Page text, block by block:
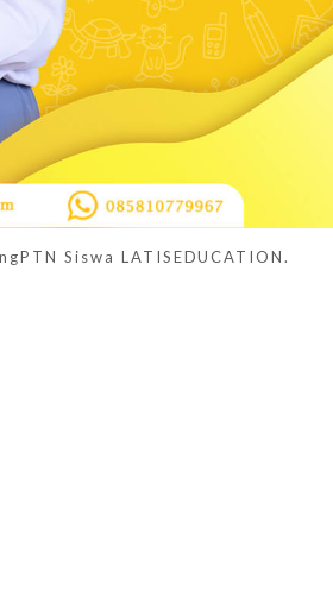
Siswa LATISEDUCATION.